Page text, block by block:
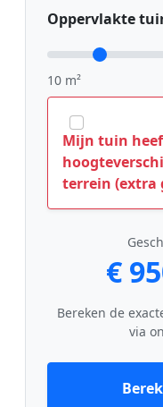
Oppervlakte
10 m²
Mijn tuin
terrein (extra
€
Bereken de
via